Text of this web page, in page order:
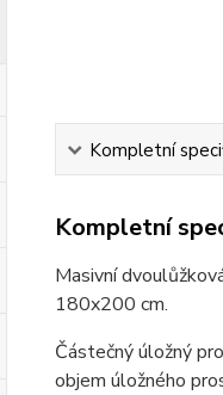
Kompletní
Kompletní
Masivní
180x200 cm.
Částečný úložný
objem úložného